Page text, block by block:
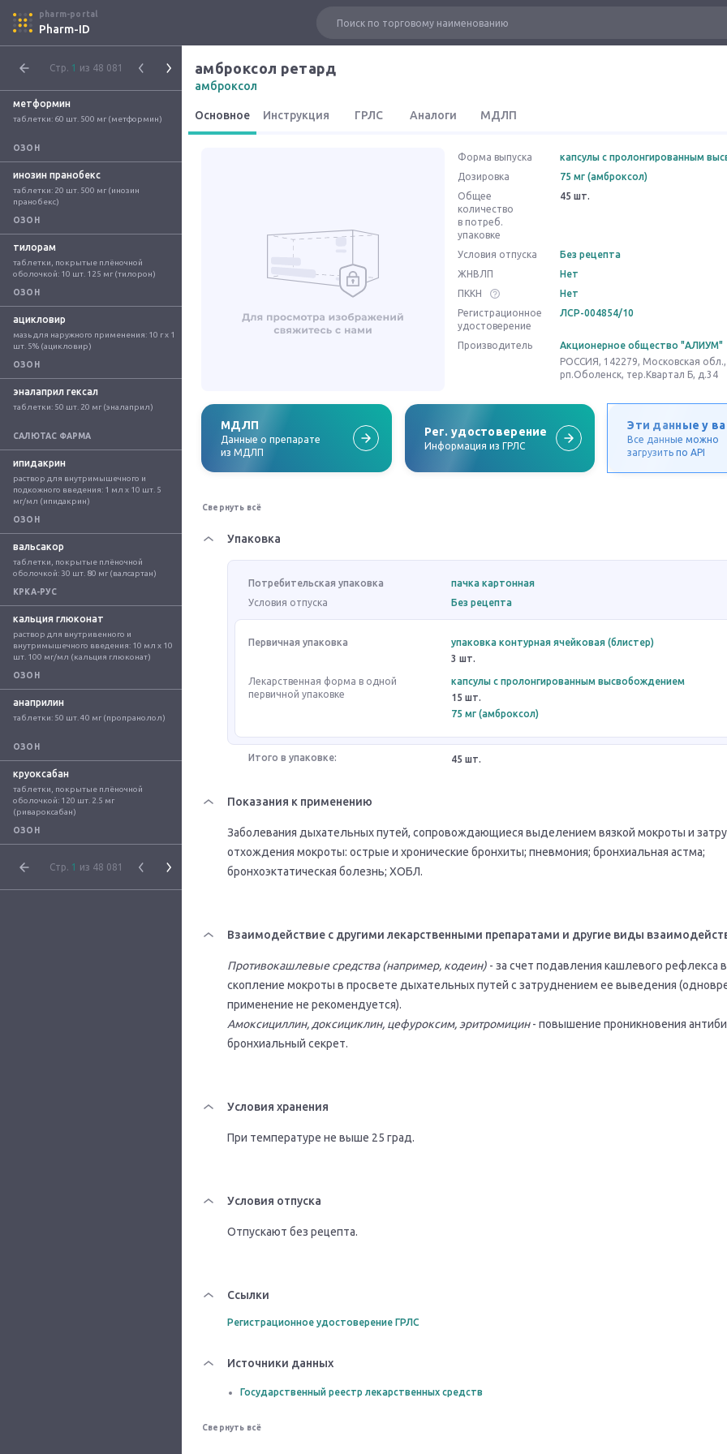
pharm-portal
Pharm-ID
Стр. 1 из 48 081
метформин
таблетки: 60 шт. 500 мг (метформин)
ОЗОН
инозин пранобекс
таблетки: 20 шт. 500 мг (инозин
пранобекс)
ОЗОН
тилорам
таблетки, покрытые плёночной
оболочкой: 10 шт. 125 мг (тилорон)
ОЗОН
ацикловир
мазь для наружного применения: 10 г x 1
шт. 5% (ацикловир)
ОЗОН
эналаприл гексал
таблетки: 50 шт. 20 мг (эналаприл)
САЛЮТАС ФАРМА
ипидакрин
раствор для внутримышечного и
подкожного введения: 1 мл x 10 шт. 5
мг/мл (ипидакрин)
ОЗОН
вальсакор
таблетки, покрытые плёночной
оболочкой: 30 шт. 80 мг (валсартан)
КРКА-РУС
кальция глюконат
раствор для внутривенного и
внутримышечного введения: 10 мл x 10
шт. 100 мг/мл (кальция глюконат)
ОЗОН
анаприлин
таблетки: 50 шт. 40 мг (пропранолол)
ОЗОН
круоксабан
таблетки, покрытые плёночной
оболочкой: 120 шт. 2.5 мг
(ривароксабан)
ОЗОН
Стр. 1 из 48 081
амброксол ретард
амброксол
Основное Инструкция ГРЛС Аналоги МДЛП
Форма выпуска
капсулы с пролонгированным
Дозировка
75 мг (амброксол)
Общее
количество
в потреб.
упаковке
45 шт.
Условия отпуска
Без рецепта
ЖНВЛП
Нет
ПККН
Нет
Регистрационное
удостоверение
ЛСР-004854/10
Производитель
Акционерное общество "АЛИУМ"
РОССИЯ, 142279, Московская обл.,
рп.Оболенск, тер.Квартал Б, д.34
МДЛП
Данные о препарате
из МДЛП
Рег. удостоверение
Информация из ГРЛС
Эти данные у
Все данные можно
загрузить по API
Свернуть всё
Упаковка
Потребительская упаковка
пачка картонная
Условия отпуска
Без рецепта
Первичная упаковка
упаковка контурная ячейковая (блистер)
3 шт.
Лекарственная форма в одной
первичной упаковке
капсулы с пролонгированным высвобождением
15 шт.
75 мг (амброксол)
Итого в упаковке: 45 шт.
Показания к применению
Заболевания дыхательных путей, сопровождающиеся выделением вязкой мокроты и
отхождения мокроты: острые и хронические бронхиты; пневмония; бронхиальная астма;
бронхоэктатическая болезнь; ХОБЛ.
Взаимодействие с другими лекарственными препаратами и другие виды
Противокашлевые средства (например, кодеин) - за счет подавления кашлевого рефлекса
скопление мокроты в просвете дыхательных путей с затруднением ее выведения
применение не рекомендуется).
Амоксициллин, доксициклин, цефуроксим, эритромицин- повышение проникновения
бронхиальный секрет.
Условия хранения
При температуре не выше 25 град.
Условия отпуска
Отпускают без рецепта.
Ссылки
Регистрационное удостоверение ГРЛС
Источники данных
Государственный реестр лекарственных средств
Свернуть всё